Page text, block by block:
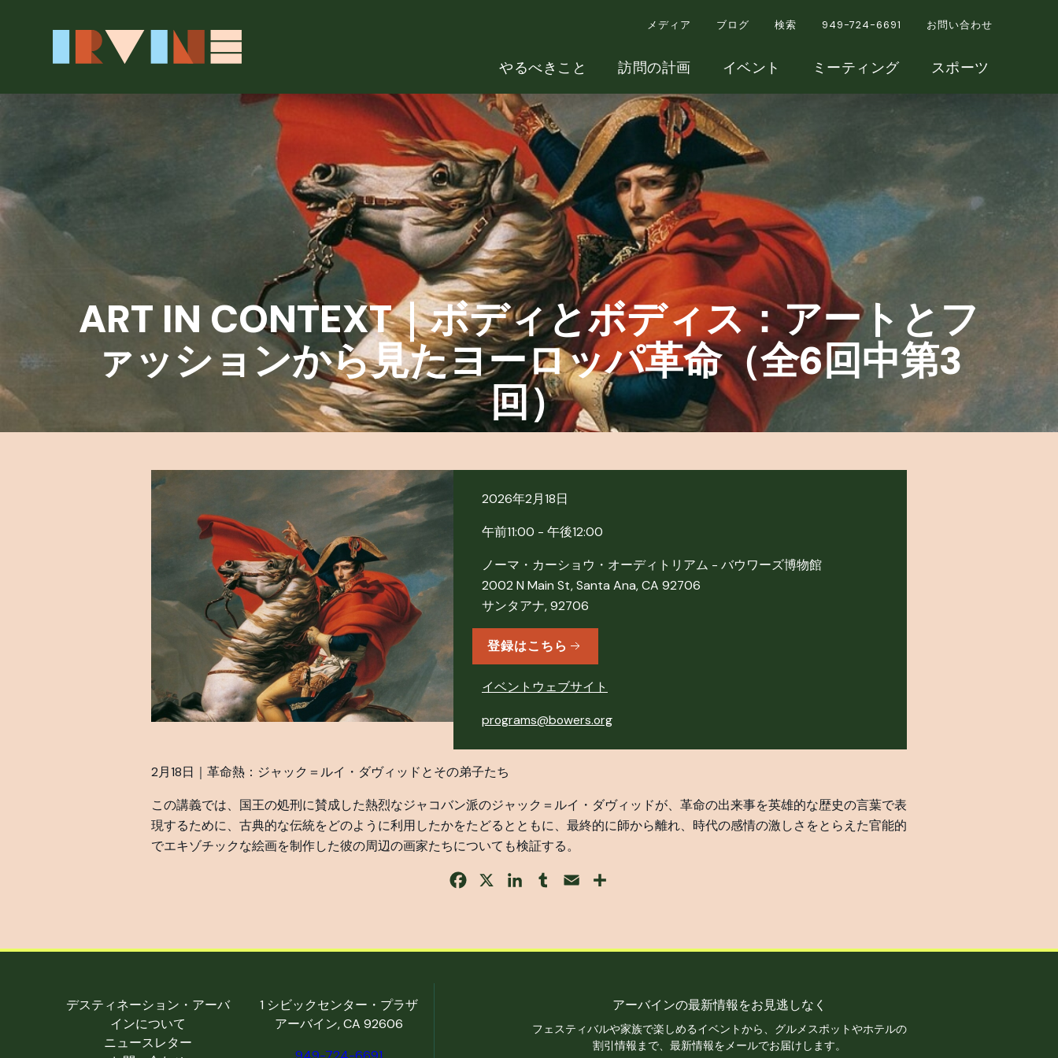
メディア ブログ 検索 949-724-6691 お問い合わせ
やるべきこと 訪問の計画 イベント ミーティング スポーツ
ART IN CONTEXT｜ボディとボディス：アートとフ
ァッションから見たヨーロッパ革命（全6回中第3
回）
2026年2月18日
午前11:00 - 午後12:00
ノーマ・カーショウ・オーディトリアム - バウワーズ博物館
2002 N Main St, Santa Ana, CA 92706
サンタアナ, 92706
登録はこちら
イベントウェブサイト
programs@bowers.org
2月18日｜革命熱：ジャック＝ルイ・ダヴィッドとその弟子たち
この講義では、国王の処刑に賛成した熱烈なジャコバン派のジャック＝ルイ・ダヴィッドが、革命の出来事を英雄的な歴史の言葉で表
現するために、古典的な伝統をどのように利用したかをたどるとともに、最終的に師から離れ、時代の感情の激しさをとらえた官能的
でエキゾチックな絵画を制作した彼の周辺の画家たちについても検証する。
Facebook LinkedInTumblr Email
デスティネーション・アーバ
インについて
ニュースレター
1 シビックセンター・プラザ
アーバイン, CA 92606
アーバインの最新情報をお見逃しなく
フェスティバルや家族で楽しめるイベントから、グルメスポットやホテルの
割引情報まで、最新情報をメールでお届けします。